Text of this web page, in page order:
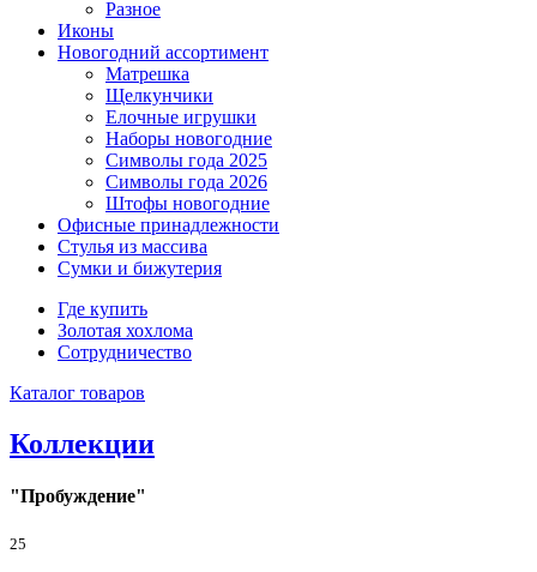
Разное
Иконы
Новогодний ассортимент
Матрешка
Щелкунчики
Елочные игрушки
Наборы новогодние
Символы года 2025
Символы года 2026
Штофы новогодние
Офисные принадлежности
Стулья из массива
Сумки и бижутерия
Где купить
Золотая хохлома
Сотрудничество
Каталог товаров
Коллекции
"Пробуждение"
25